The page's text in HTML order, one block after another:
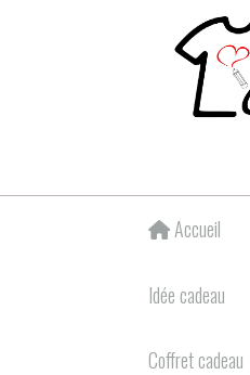
Accueil
Idée cadeau
Coffret cadeau